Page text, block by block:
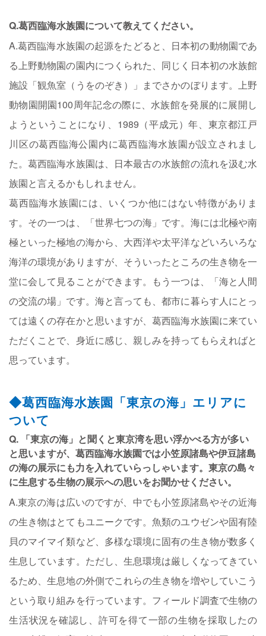
Q.葛西臨海水族園について教えてください。
A.葛西臨海水族園の起源をたどると、日本初の動物園であ
る上野動物園の園内につくられた、同じく日本初の水族館
施設「観魚室（うをのぞき）」までさかのぼります。上野
動物園開園100周年記念の際に、水族館を発展的に展開し
ようということになり、1989（平成元）年、東京都江戸
川区の葛西臨海公園内に葛西臨海水族園が設立されまし
た。葛西臨海水族園は、日本最古の水族館の流れを汲む水
族園と言えるかもしれません。
葛西臨海水族園には、いくつか他にはない特徴がありま
す。その一つは、「世界七つの海」です。海には北極や南
極といった極地の海から、大西洋や太平洋などいろいろな
海洋の環境がありますが、そういったところの生き物を一
堂に会して見ることができます。もう一つは、「海と人間
の交流の場」です。海と言っても、都市に暮らす人にとっ
ては遠くの存在かと思いますが、葛西臨海水族園に来てい
ただくことで、身近に感じ、親しみを持ってもらえればと
思っています。
◆葛西臨海水族園「東京の海」エリアに
ついて
Q. 「東京の海」と聞くと東京湾を思い浮かべる方が多い
と思いますが、葛西臨海水族園では小笠原諸島や伊豆諸島
の海の展示にも力を入れていらっしゃいます。東京の島々
に生息する生物の展示への思いをお聞かせください。
A.東京の海は広いのですが、中でも小笠原諸島やその近海
の生き物はとてもユニークです。魚類のユウゼンや固有陸
貝のマイマイ類など、多様な環境に固有の生き物が数多く
生息しています。ただし、生息環境は厳しくなってきてい
るため、生息地の外側でこれらの生き物を増やしていこう
という取り組みを行っています。フィールド調査で生物の
生活状況を確認し、許可を得て一部の生物を採取したの